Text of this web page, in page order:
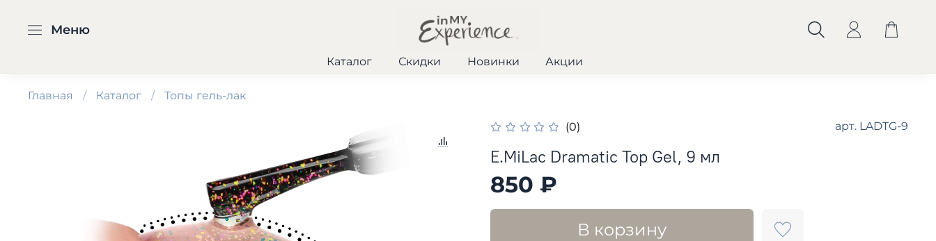
Меню
Каталог Скидки Новинки Акции
Главная Каталог Топы гель-лак
(0) арт. LADTG-9
E.MiLac Dramatic Top Gel, 9 мл
850 ₽
В корзину